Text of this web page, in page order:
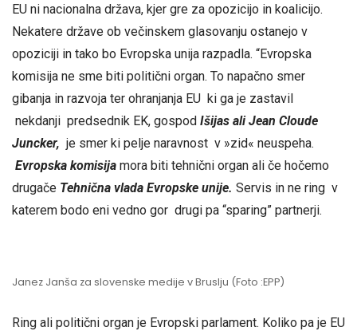
EU ni nacionalna država, kjer gre za opozicijo in koalicijo.
Nekatere države ob večinskem glasovanju ostanejo v
opoziciji in tako bo Evropska unija razpadla. “Evropska
komisija ne sme biti politični organ. To napačno smer
gibanja in razvoja ter ohranjanja EU ki ga je zastavil
nekdanji predsednik EK, gospod Išijas ali Jean Cloude
Juncker, je smer ki pelje naravnost v »zid« neuspeha.
Evropska komisija mora biti tehnični organ ali če hočemo
drugače Tehnična vlada Evropske unije. Servis in ne ring v
katerem bodo eni vedno gor drugi pa “sparing” partnerji.
Janez Janša za slovenske medije v Bruslju (Foto :EPP)
Ring ali politični organ je Evropski parlament. Koliko pa je EU